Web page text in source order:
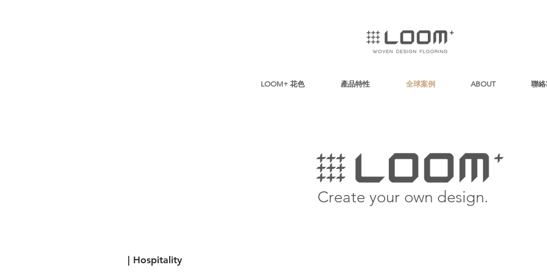
LOOM+ 花色 產品特性 全球案例 ABOUT 聯
Create your own design.
| Hospitality